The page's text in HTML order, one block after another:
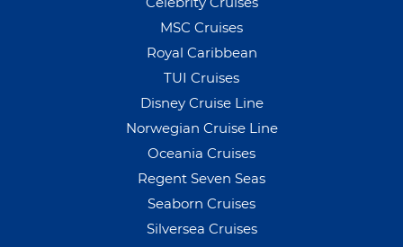
MSC Cruises
Royal Caribbean
TUI Cruises
Disney Cruise Line
Norwegian Cruise Line
Oceania Cruises
Regent Seven Seas
Seaborn Cruises
Silversea Cruises